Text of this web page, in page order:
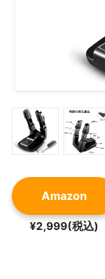
Amazon
¥2,999(税込)